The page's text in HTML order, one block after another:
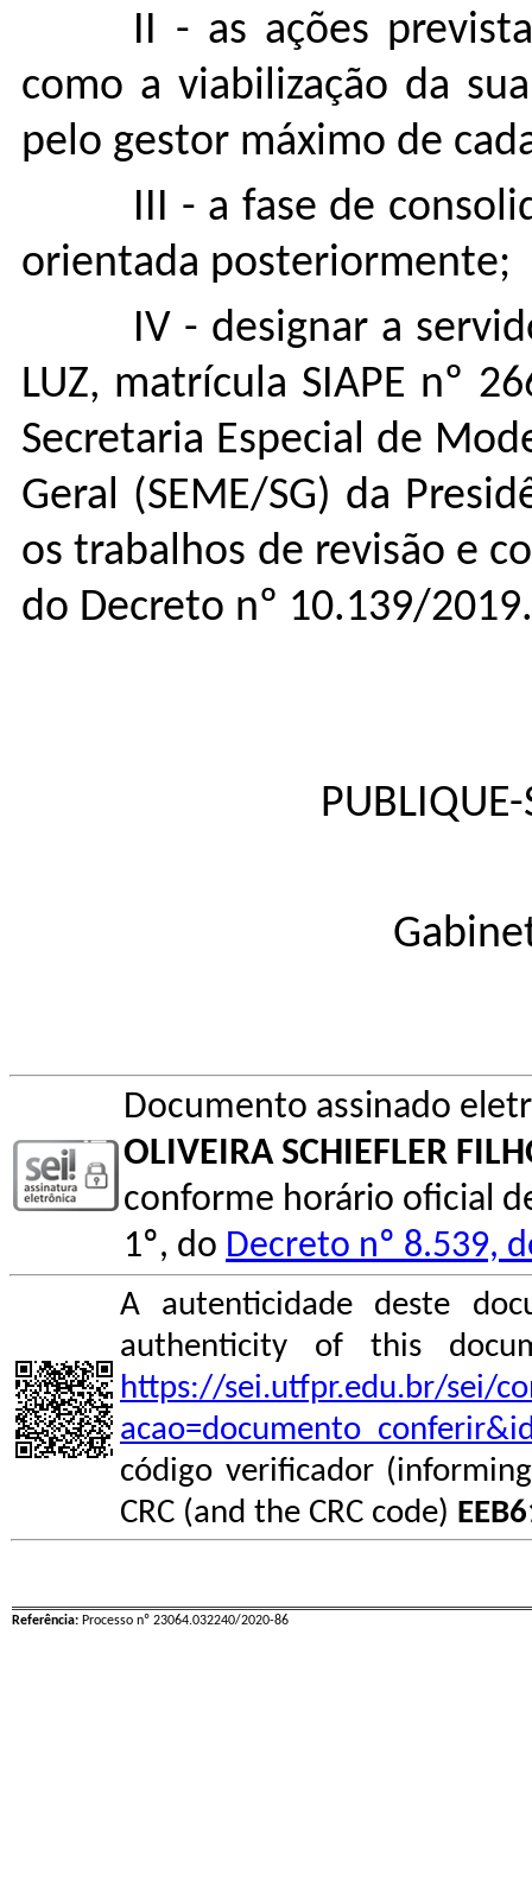
II - as ações
como a viabilização da
pelo gestor máximo de
III - a fase de
orientada posteriormente;
IV - designar a
LUZ, matrícula SIAPE nº
Secretaria Especial de
Geral (SEME/SG) da
os trabalhos de revisão e
do Decreto nº 10.139/2019.
PUBLIQUE-
Documento assinado
OLIVEIRA SCHIEFLER
conforme horário oficial
1º, do Decreto nº 8.539,
A autenticidade deste
authenticity of this
https://sei.utfpr.edu.br/sei/
código verificador
CRC (and the CRC code)
Referência: Processo nº 23064.032240/2020-86